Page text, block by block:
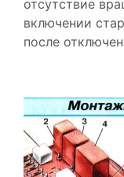
отсутствие
включении
после